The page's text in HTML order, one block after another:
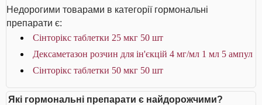
Недорогими товарами в категорії гормональні
препарати є:
Сінторікс таблетки 25 мкг 50 шт
Дексаметазон розчин для ін'єкцій 4 мг/мл 1 мл 5 ампул
Сінторікс таблетки 50 мкг 50 шт
Які гормональні препарати є найдорожчими?